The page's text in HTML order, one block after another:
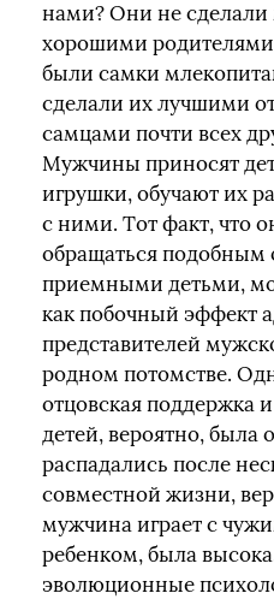
нами? Они не
хорошими
были самки
сделали их лучшими
самцами почти всех
Мужчины приносят
игрушки, обучают их
с ними. Тот факт, что
обращаться подобным
приемными детьми,
как побочный эффект
представителей
родном потомстве.
отцовская поддержка
детей, вероятно, была
распадались после
совместной жизни,
мужчина играет с
ребенком, была
эволюционные